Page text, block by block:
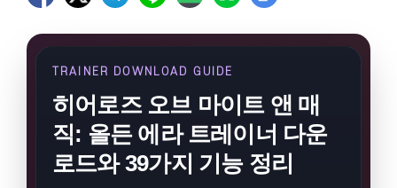
TRAINER DOWNLOAD GUIDE
히어로즈 오브 마이트 앤 매
직: 올든 에라 트레이너 다운
로드와 39가지 기능 정리